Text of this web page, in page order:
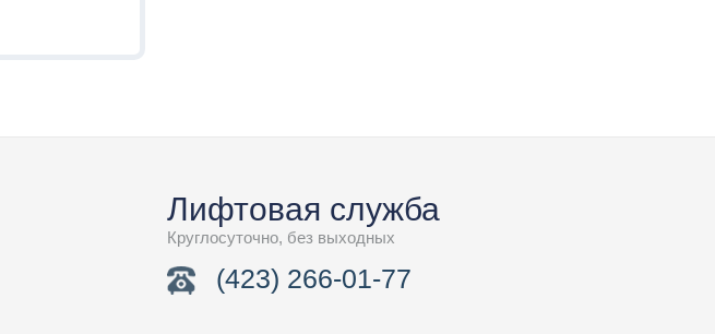
Лифтовая служба
Круглосуточно, без выходных
(423) 266-01-77